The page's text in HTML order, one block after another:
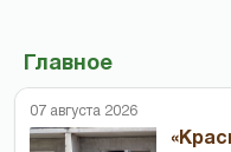
Главное
07 августа 2026